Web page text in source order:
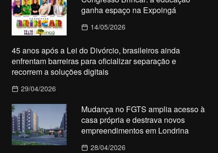
ganha espaço na Expoingá
14/05/2026
45 anos após a Lei do Divórcio, brasileiros ainda
enfrentam barreiras para oficializar separação e
recorrem a soluções digitais
29/04/2026
Mudança no FGTS amplia acesso à
casa própria e destrava novos
empreendimentos em Londrina
28/04/2026